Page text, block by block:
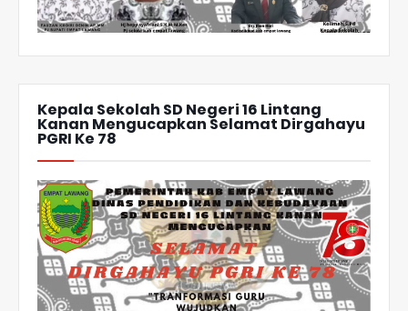
Kepala Sekolah SD Negeri 16 Lintang
Kanan Mengucapkan Selamat Dirgahayu
PGRI Ke 78